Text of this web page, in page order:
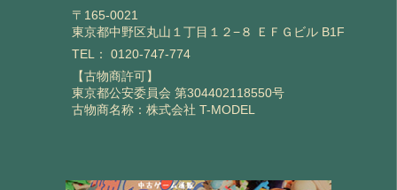
〒165-0021
東京都中野区丸山１丁目１２−８ ＥＦＧビル B1F
TEL： 0120-747-774
【古物商許可】
東京都公安委員会 第304402118550号
古物商名称：株式会社 T-MODEL